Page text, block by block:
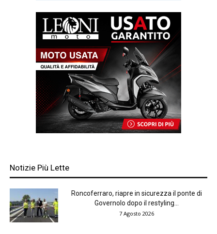
Notizie Più Lette
Roncoferraro, riapre in sicurezza il ponte di
Governolo dopo il restyling...
7 Agosto 2026